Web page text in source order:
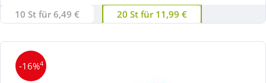
10 St für 6,49 € 20 St für 11,99 €
-16%4